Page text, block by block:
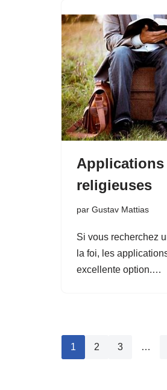
religieuses
par Gustav Mattias
Si vous recherchez
la foi, les
excellente option.…
1 2 3 …